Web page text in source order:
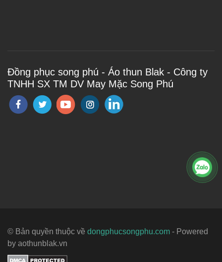
Đồng phục song phú - Áo thun Blak - Công ty
TNHH SX TM DV May Mặc Song Phú
© Bản quyền thuộc về dongphucsongphu.com - Powered
by aothunblak.vn